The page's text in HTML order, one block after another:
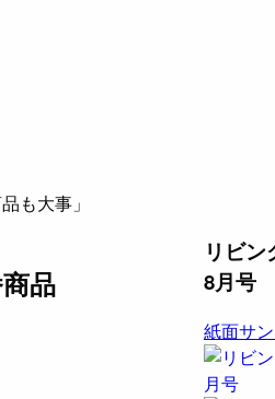
も大事」
品
リビ
8月号
紙面サ